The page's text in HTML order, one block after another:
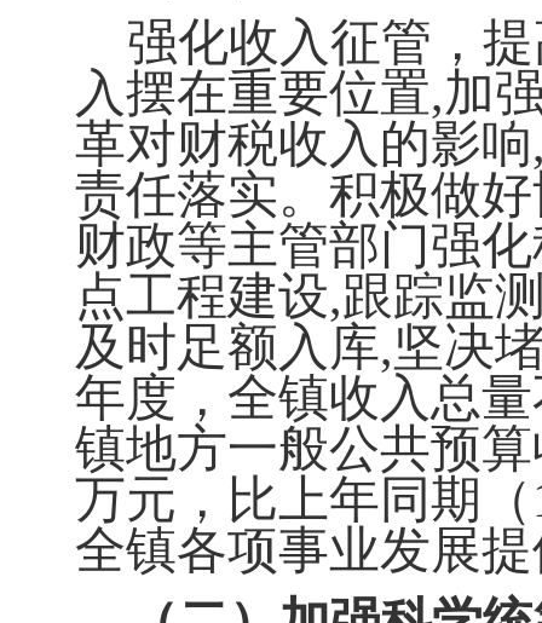
强化收入征管，
入摆在重要位置,加
革对财税收入的影响
责任落实。积极做
财政等主管部门强
点工程建设,跟踪监
及时足额入库,坚决
年度，全镇收入总
镇地方一般公共预
万元，比上年同期（
全镇各项事业发展